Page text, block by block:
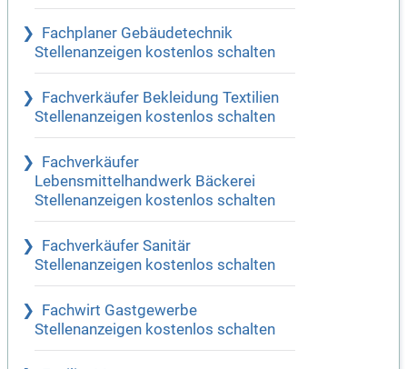
Fachplaner Gebäudetechnik
Stellenanzeigen kostenlos schalten
Fachverkäufer Bekleidung Textilien
Stellenanzeigen kostenlos schalten
Fachverkäufer
Lebensmittelhandwerk Bäckerei
Stellenanzeigen kostenlos schalten
Fachverkäufer Sanitär
Stellenanzeigen kostenlos schalten
Fachwirt Gastgewerbe
Stellenanzeigen kostenlos schalten